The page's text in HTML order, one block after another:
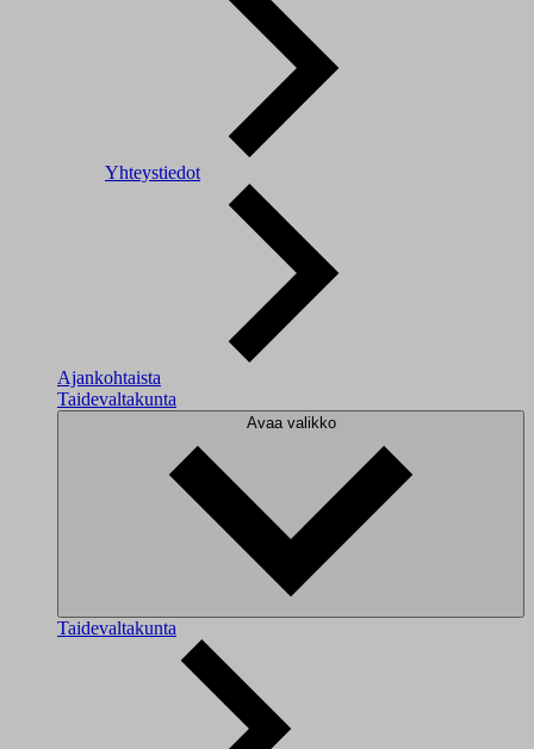
Yhteystiedot
Ajankohtaista
Taidevaltakunta
Avaa valikko
Taidevaltakunta